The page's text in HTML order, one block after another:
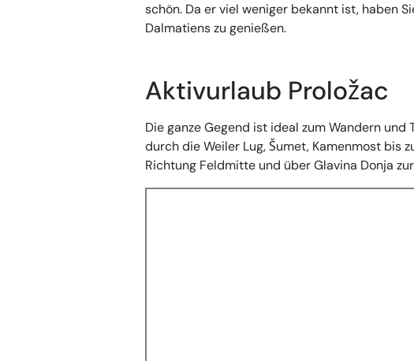
schön. Da er viel weniger bekannt ist, haben
Dalmatiens zu genießen.
Aktivurlaub Proložac
Die ganze Gegend ist ideal zum Wandern
durch die Weiler Lug, Šumet, Kamenmost bis
Richtung Feldmitte und über Glavina Donja